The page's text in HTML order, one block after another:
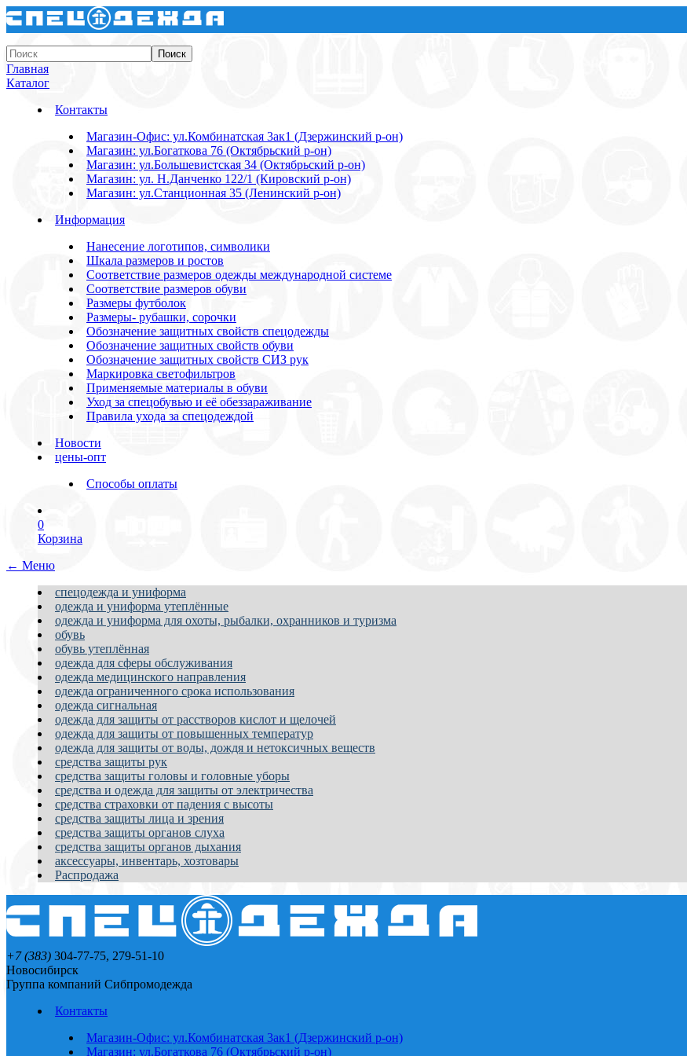
Главная
Каталог
Контакты
Магазин-Офис: ул.Комбинатская 3ак1 (Дзержинский р-он)
Магазин: ул.Богаткова 76 (Октябрьский р-он)
Магазин: ул.Большевистская 34 (Октябрьский р-он)
Магазин: ул. Н.Данченко 122/1 (Кировский р-он)
Магазин: ул.Станционная 35 (Ленинский р-он)
Информация
Нанесение логотипов, символики
Шкала размеров и ростов
Соответствие размеров одежды международной системе
Соответствие размеров обуви
Размеры футболок
Размеры- рубашки, сорочки
Обозначение защитных свойств спецодежды
Обозначение защитных свойств обуви
Обозначение защитных свойств СИЗ рук
Маркировка светофильтров
Применяемые материалы в обуви
Уход за спецобувью и её обеззараживание
Правила ухода за спецодеждой
Новости
цены-опт
Способы оплаты
0
Корзина
← Меню
спецодежда и униформа
одежда и униформа утеплённые
одежда и униформа для охоты, рыбалки, охранников и туризма
обувь
обувь утеплённая
одежда для сферы обслуживания
одежда медицинского направления
одежда ограниченного срока использования
одежда сигнальная
одежда для защиты от расстворов кислот и щелочей
одежда для защиты от повышенных температур
одежда для защиты от воды, дождя и нетоксичных веществ
средства защиты рук
средства защиты головы и головные уборы
средства и одежда для защиты от электричества
средства страховки от падения с высоты
средства защиты лица и зрения
средства защиты органов слуха
средства защиты органов дыхания
аксессуары, инвентарь, хозтовары
Распродажа
+7 (383) 304-77-75, 279-51-10
Новосибирск
Группа компаний Сибпромодежда
Контакты
Магазин-Офис: ул.Комбинатская 3ак1 (Дзержинский р-он)
Магазин: ул.Богаткова 76 (Октябрьский р-он)